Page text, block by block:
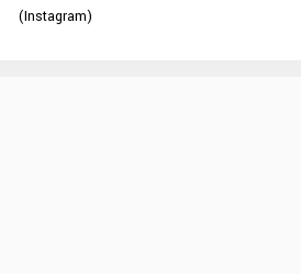
(Instagram)